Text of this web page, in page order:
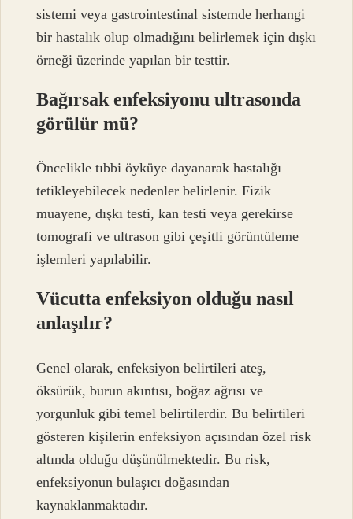
sistemi veya gastrointestinal sistemde herhangi
bir hastalık olup olmadığını belirlemek için dışkı
örneği üzerinde yapılan bir testtir.
Bağırsak enfeksiyonu ultrasonda
görülür mü?
Öncelikle tıbbi öyküye dayanarak hastalığı
tetikleyebilecek nedenler belirlenir. Fizik
muayene, dışkı testi, kan testi veya gerekirse
tomografi ve ultrason gibi çeşitli görüntüleme
işlemleri yapılabilir.
Vücutta enfeksiyon olduğu nasıl
anlaşılır?
Genel olarak, enfeksiyon belirtileri ateş,
öksürük, burun akıntısı, boğaz ağrısı ve
yorgunluk gibi temel belirtilerdir. Bu belirtileri
gösteren kişilerin enfeksiyon açısından özel risk
altında olduğu düşünülmektedir. Bu risk,
enfeksiyonun bulaşıcı doğasından
kaynaklanmaktadır.